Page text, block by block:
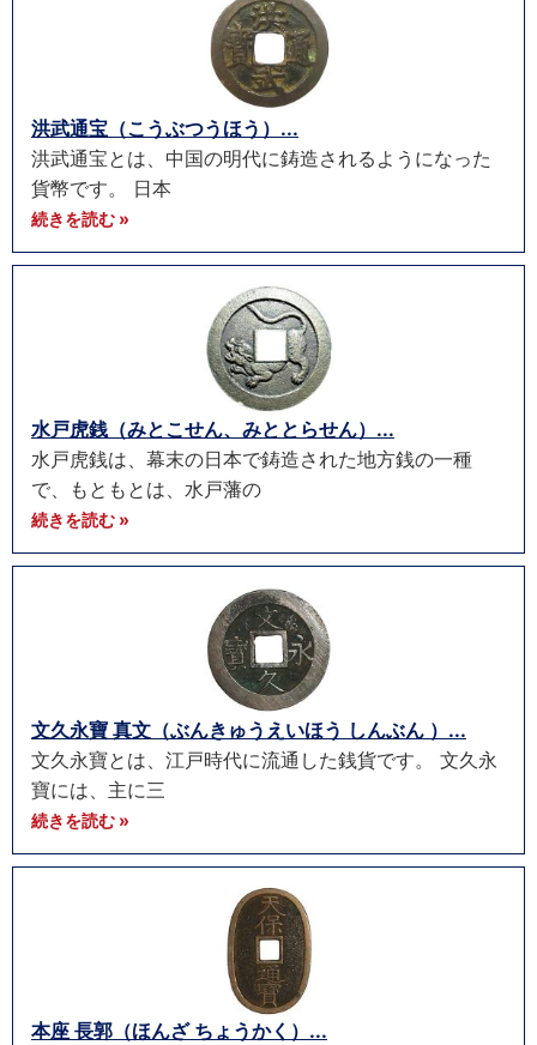
洪武通宝（こうぶつうほう）...
洪武通宝とは、中国の明代に鋳造されるようになった
貨幣です。 日本
続きを読む »
水戸虎銭（みとこせん、みととらせん）...
水戸虎銭は、幕末の日本で鋳造された地方銭の一種
で、もともとは、水戸藩の
続きを読む »
文久永寶 真文（ぶんきゅうえいほう しんぶん ）...
文久永寶とは、江戸時代に流通した銭貨です。 文久永
寶には、主に三
続きを読む »
本座 長郭（ほんざ ちょうかく）...